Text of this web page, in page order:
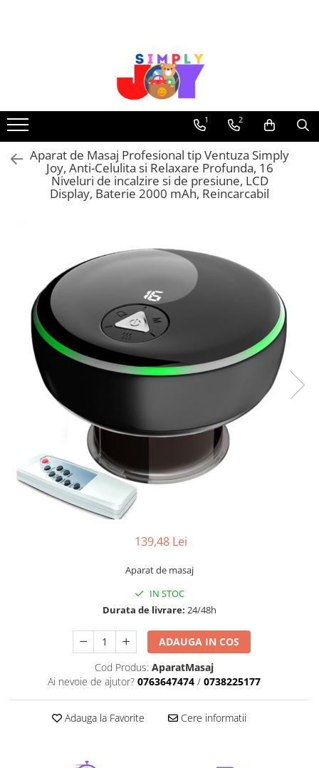
Frumusete, bijuterii, accesorii
fetite
Jucarii educative, interactive
Puzzle si seturi de construit
Stickere, Abtibilduri, Autocolante
Sosete dama
1 2
Aparat de Masaj Profesional tip Ventuza Simply
Joy, Anti-Celulita si Relaxare Profunda, 16
Niveluri de incalzire si de presiune, LCD
Display, Baterie 2000 mAh, Reincarcabil
139,48 Lei
Aparat de masaj
IN STOC
Durata de livrare: 24/48h
ADAUGA IN COS
Cod Produs: AparatMasaj
Ai nevoie de ajutor? 0763647474 / 0738225177
Adauga la Favorite Cere informatii